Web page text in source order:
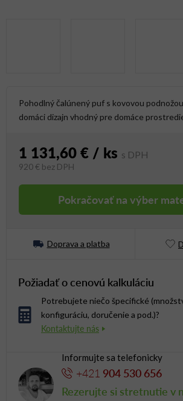
Pohodlný čalúnený puf s kovovou
domáci dizajn vhodný pre domáce
1 131,60 € / ks
920 € bez DPH
Pokračovať na výber
Doprava a platba
Požiadať o cenovú kalkuláciu
Potrebujete niečo špecifické
konfiguráciu, doručenie a pod.)?
Informujte sa telefonicky
+421 904 530 656
Rezerujte si stretnutie v